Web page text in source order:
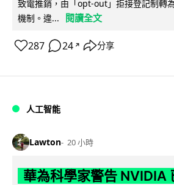
致電推銷，由「opt-out」拒接登記制轉
機制。違...
閱讀全文
287 24 ↗ 分享
人工智能
Lawton 20 小時
華為科學家警告 NVIDIA